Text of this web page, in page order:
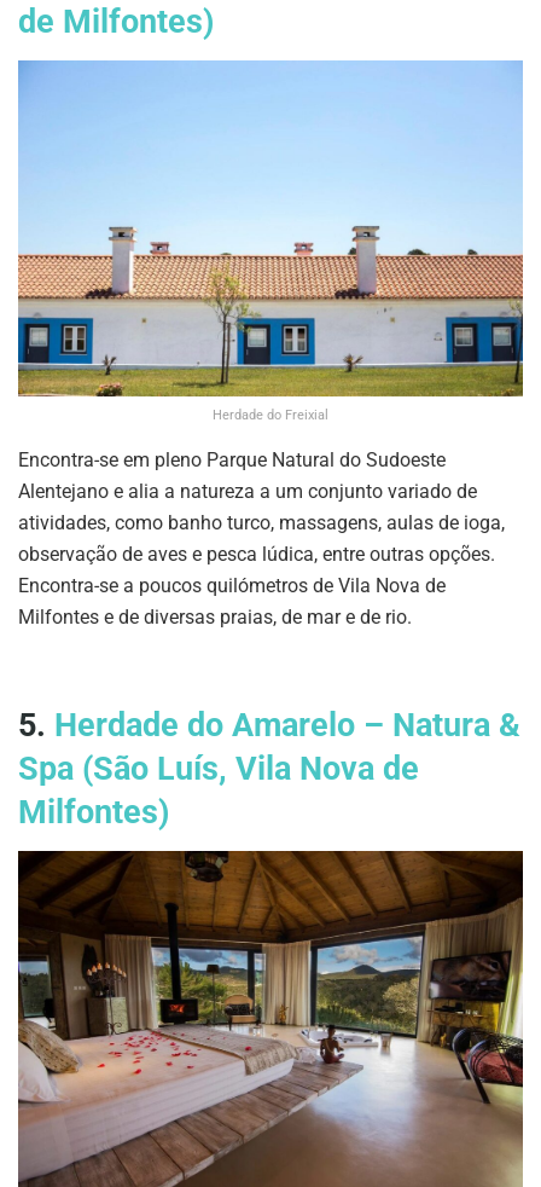
de Milfontes)
Herdade do Freixial
Encontra-se em pleno Parque Natural do Sudoeste
Alentejano e alia a natureza a um conjunto variado de
atividades, como banho turco, massagens, aulas de ioga,
observação de aves e pesca lúdica, entre outras opções.
Encontra-se a poucos quilómetros de Vila Nova de
Milfontes e de diversas praias, de mar e de rio.
5. Herdade do Amarelo – Natura &
Spa (São Luís, Vila Nova de
Milfontes)